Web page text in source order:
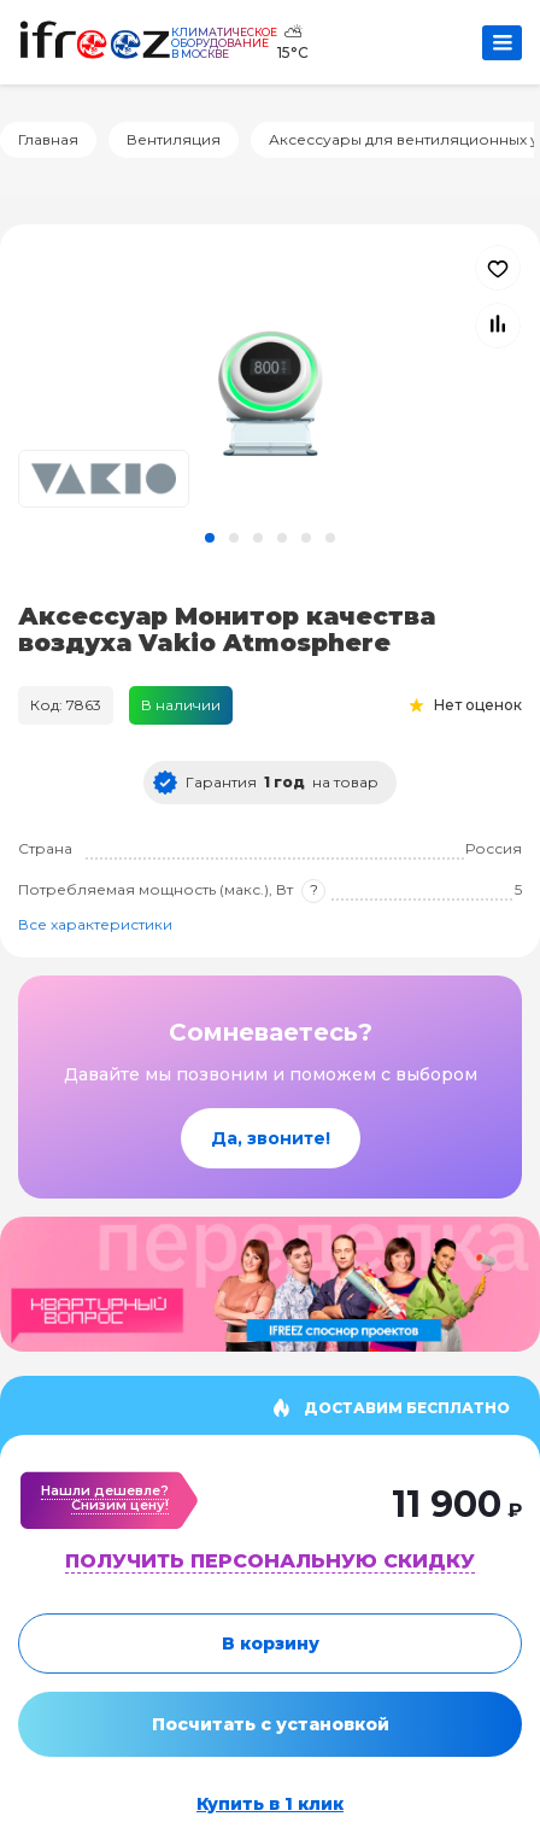
КЛИМАТИЧЕСКОЕ
ОБОРУДОВАНИЕ
В МОСКВЕ
⛅
15°C
Главная Вентиляция Аксессуары для вентиляционных
Аксессуар Монитор качества
воздуха Vakio Atmosphere
Код: 7863 В наличии Нет оценок
Гарантия 1 год на товар
Страна Россия
Потребляемая мощность (макс.), Вт ?
5
Все характеристики
Сомневаетесь?
Давайте мы позвоним и поможем с выбором
Да, звоните!
ДОСТАВИМ БЕСПЛАТНО
Нашли дешевле?
Cнизим цену!
11 900 ₽
ПОЛУЧИТЬ ПЕРСОНАЛЬНУЮ СКИДКУ
В корзину
Посчитать с установкой
Купить в 1 клик